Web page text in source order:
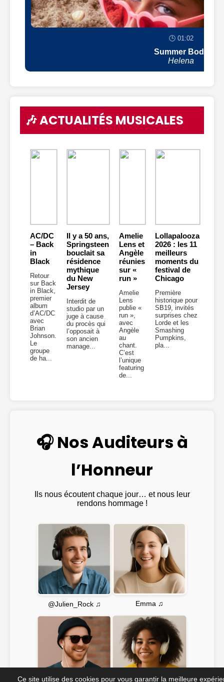
🕒 01:02
Summer Body
Helena
🎶 ACTUALITÉS MUSICALES
AC/DC
– Back
in
Black
Retour
sur Back
in Black,
premier
album
d’AC/DC
avec
Brian
Johnson.
Le
groupe
de ha...
Il y a 50 ans,
Springsteen
bouclait sa
résidence
mythique
du New
Jersey
Interdit de
studio par un
juge à cause
du procès qui
l’opposait à
son ancien
manage...
Amelie
Lens et
Angèle
réunies
sur «
run »
Amelie
Lens
publie «
run »,
avec
Angèle
au
chant.
C’est
l’unique
featuring
de...
Lollapalooza
2026 : les 11
meilleurs
moments du
festival de
Chicago
Première
historique pour
SB19, invités
surprises chez
Lorde et les
Smashing
Pumpkins,
pla...
🎧 Nos Auditeurs à
l’Honneur
Ils nous écoutent chaque jour… et nous leur
rendons hommage !
@Julien_Rock ♫ Emma ♫
Ce site utilise des cookies pour vous garantir la meilleure